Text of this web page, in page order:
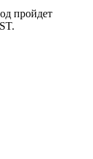
пройдет